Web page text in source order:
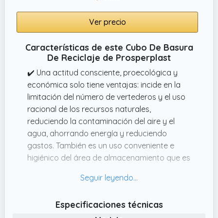
Con 35×27×36 cm y 20L por unidad, este set
de cubos reciclaje ocupa poco espacio pero
permite una clasificación eficaz en cocinas,
despensas o lavaderos.
Ver precio
Características de este Cubo De Basura
De Reciclaje de Prosperplast
✔️ Una actitud consciente, proecológica y
económica solo tiene ventajas: incide en la
limitación del número de vertederos y el uso
racional de los recursos naturales,
reduciendo la contaminación del aire y el
agua, ahorrando energía y reduciendo
gastos. También es un uso conveniente e
higiénico del área de almacenamiento que es
✔️ Set de 4 cubos de reciclaje en varios
vidrio, plástico y organico.
Especificaciones técnicas